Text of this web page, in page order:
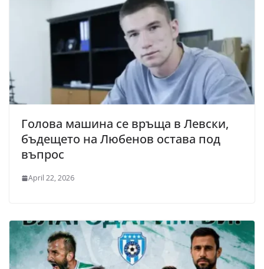
Голова машина се връща в Левски,
бъдещето на Любенов остава под
въпрос
April 22, 2026